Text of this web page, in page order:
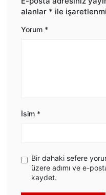
alanlar * ile
Yorum *
İsim *
Bir dahaki sefere
üzere adımı ve e-
kaydet.